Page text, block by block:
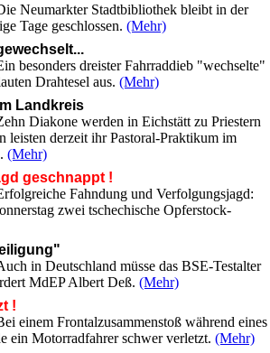
Neumarkter Stadtbibliothek bleibt in der
Tage geschlossen. (Mehr)
besonders dreister Fahrraddieb "wechselte"
Drahtesel aus. (Mehr)
Landkreis
Diakone werden in Eichstätt zu Priestern
leisten derzeit ihr Pastoral-Praktikum im
(Mehr)
geschnappt !
Fahndung und Verfolgungsjagd:
zwei tschechische Opferstock-
in Deutschland müsse das BSE-Testalter
MdEP Albert Deß. (Mehr)
!
einem Frontalzusammenstoß während eines
ein Motorradfahrer schwer verletzt. (Mehr)